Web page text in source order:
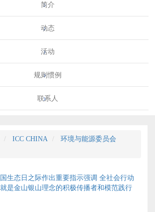
简介
动态
活动
规则惯例
联系人
ICC CHINA
环境与能源委员会
生态日之际作出重要指示强调 全社会行动
是金山银山理念的积极传播者和模范践行